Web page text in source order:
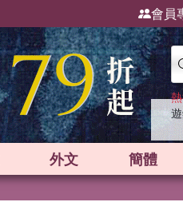
會員
外文 簡體